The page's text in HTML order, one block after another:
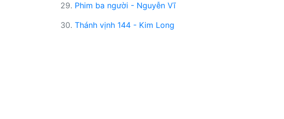
29. Phim ba người - Nguyễn Vĩ
30. Thánh vịnh 144 - Kim Long